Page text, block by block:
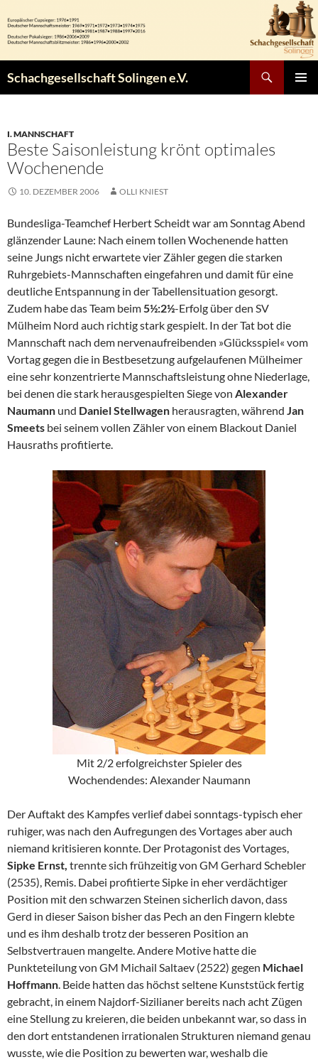
Inhalt
springen
Schachgesellschaft Solingen e.V.
I. MANNSCHAFT
Beste Saisonleistung krönt optimales
Wochenende
10. DEZEMBER 2006 OLLI KNIEST
Bundesliga-Teamchef Herbert Scheidt war am Sonntag Abend
glänzender Laune: Nach einem tollen Wochenende hatten
seine Jungs nicht erwartete vier Zähler gegen die starken
Ruhrgebiets-Mannschaften eingefahren und damit für eine
deutliche Entspannung in der Tabellensituation gesorgt.
Zudem habe das Team beim5½:2½-Erfolg über den SV
Mülheim Nord auch richtig stark gespielt. In der Tat bot die
Mannschaft nach dem nervenaufreibenden »Glücksspiel« vom
Vortag gegen die in Bestbesetzung aufgelaufenen Mülheimer
eine sehr konzentrierte Mannschaftsleistung ohne Niederlage,
bei denen die stark herausgespielten Siege von Alexander
Naumann und Daniel Stellwagen herausragten, während Jan
Smeets bei seinem vollen Zähler von einem Blackout Daniel
Hausraths profitierte.
Mit 2/2 erfolgreichster Spieler des
Wochendendes: Alexander Naumann
Der Auftakt des Kampfes verlief dabei sonntags-typisch eher
ruhiger, was nach den Aufregungen des Vortages aber auch
niemand kritisieren konnte. Der Protagonist des Vortages,
Sipke Ernst, trennte sich frühzeitig von GM Gerhard Schebler
(2535), Remis. Dabei profitierte Sipke in eher verdächtiger
Position mit den schwarzen Steinen sicherlich davon, dass
Gerd in dieser Saison bisher das Pech an den Fingern klebte
und es ihm deshalb trotz der besseren Position an
Selbstvertrauen mangelte. Andere Motive hatte die
Punkteteilung von GM Michail Saltaev (2522) gegen Michael
Hoffmann. Beide hatten das höchst seltene Kunststück fertig
gebracht, in einem Najdorf-Sizilianer bereits nach acht Zügen
eine Stellung zu kreieren, die beiden unbekannt war, so dass in
den dort entstandenen irrationalen Strukturen niemand genau
wusste, wie die Position zu bewerten war, weshalb die